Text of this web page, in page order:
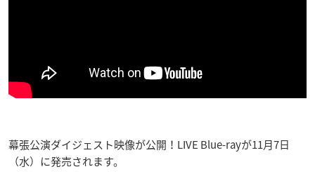
幕張公演ダイジェスト映像が公開！LIVE Blue-rayが11月7日
（水）に発売されます。